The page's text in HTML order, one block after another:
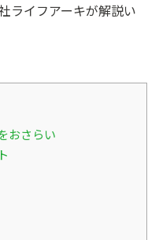
ライフアーキが解説い
おさらい